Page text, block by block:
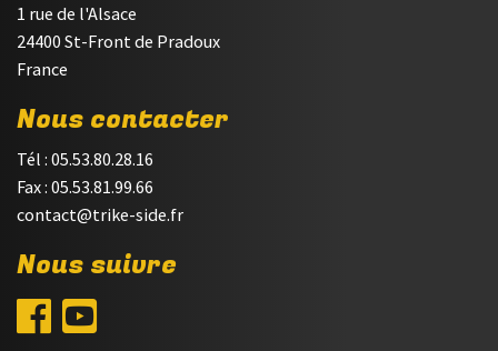
1 rue de l'Alsace
24400 St-Front de Pradoux
France
Nous contacter
Tél : 05.53.80.28.16
Fax : 05.53.81.99.66
contact@trike-side.fr
Nous suivre